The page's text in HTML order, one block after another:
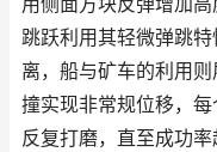
跳跃利用其轻微弹跳
离，船与矿车的利用
撞实现非常规位移，
反复打磨，直至成功率